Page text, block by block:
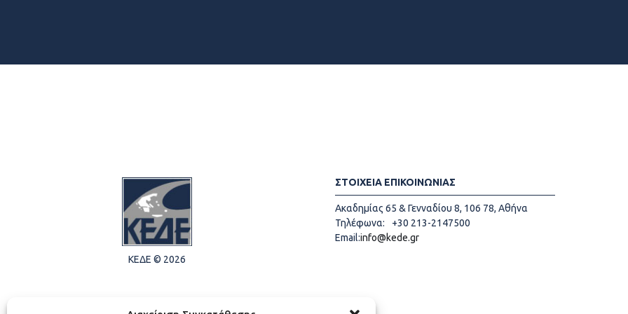
ΚΕΔΕ © 2026
ΣΤΟΙΧΕΙΑ ΕΠΙΚΟΙΝΩΝΙΑΣ
Ακαδημίας 65 & Γενναδίου 8, 106 78, Αθήνα
Τηλέφωνα:
+30 213-2147500
Email:info@kede.gr